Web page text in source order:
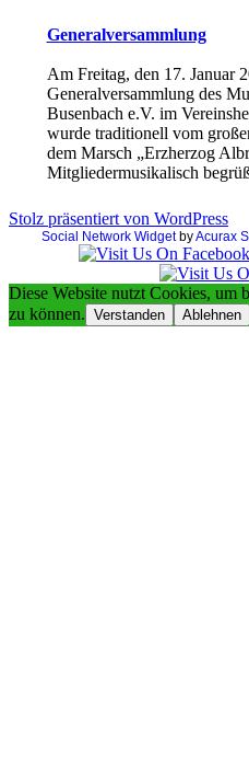
Generalversammlung
Am Freitag, den 17. Januar
Generalversammlung des
Busenbach e.V. im
wurde traditionell vom
dem Marsch „Erzherzog
Mitgliedermusikalisch
Stolz präsentiert von WordPress
Social Network WidgetbyAcurax
Diese Website nutzt Cookies, um
zu können. Verstanden Ablehnen